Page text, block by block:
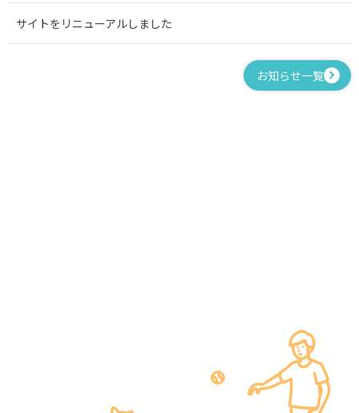
サイトをリニューアルしました
お知らせ一覧